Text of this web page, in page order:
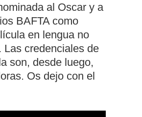
al Oscar y a
BAFTA como
en lengua no
Las credenciales de
son, desde luego,
Os dejo con el